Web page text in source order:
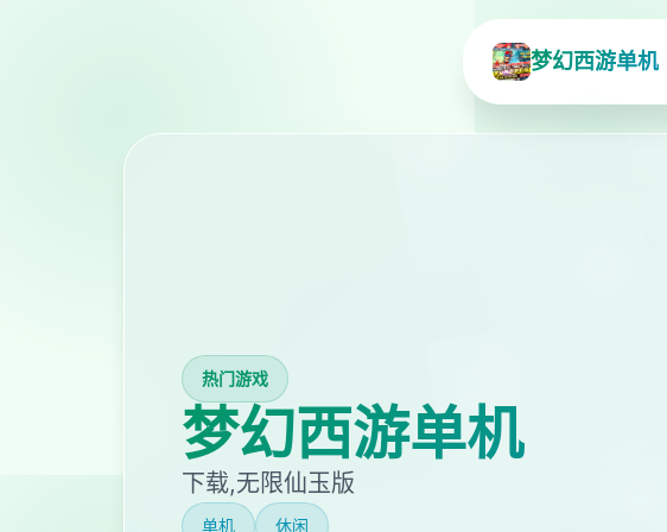
梦幻西游单机
热门游戏
梦幻西游单机
下载,无限仙玉版
单机 休闲